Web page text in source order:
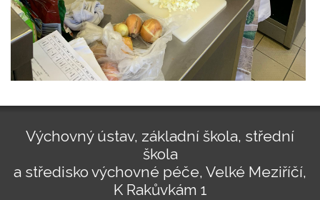
Výchovný ústav, základní škola, střední
škola
a středisko výchovné péče, Velké Meziříčí,
K Rakůvkám 1